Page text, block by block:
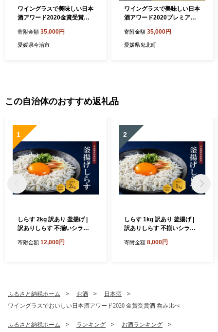
ワイングラスで美味しい日本
酒アワード2020金賞受賞酒
寄附金額 35,000円
愛媛県今治市
ワイングラスで美味しい日本
酒アワード2020プレミアム
の日本酒セット ◇＜酒 お酒
日本酒 晩酌 愛媛県＞
寄附金額 35,000円
愛媛県鬼北町
この自治体のおすすめ返礼品
1
しらす 2kg 訳あり 釜揚げ |
訳ありしらす 不揃いシラス
げしらす シラス丼 海の幸 愛
介 小魚 魚 鮮魚 海鮮 シラス
卵 たまご 訳あり商品 愛媛県
松前町
寄附金額 12,000円
2
しらす 1kg 訳あり 釜揚げ |
訳ありしらす 不揃いシラス
げしらす シラス丼 海の幸 愛
松前町
寄附金額 8,000円
ふるさと納税ホーム お酒
日本酒
ワイングラスでおいしい日本酒アワード2020 金賞受賞酒 呑み比べ
ふるさと納税ホーム ランキング お酒ランキング